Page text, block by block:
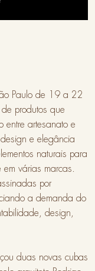
Paulo de 19 a 22
produtos que
entre artesanato e
e elegância
naturais para
em várias marcas.
por
a demanda do
design,
duas novas cubas